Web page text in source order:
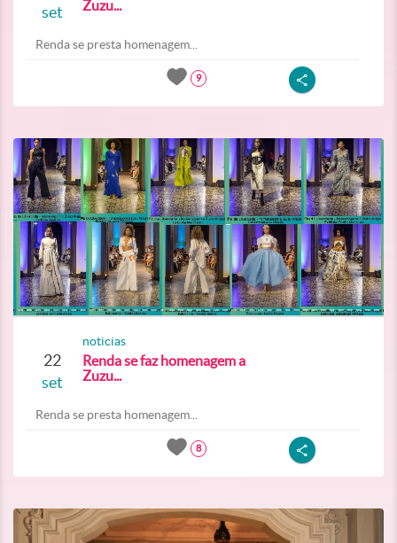
set Zuzu...
Renda se presta homenagem...
9
22
set
noticias
Renda se faz homenagem a
Zuzu...
Renda se presta homenagem...
8